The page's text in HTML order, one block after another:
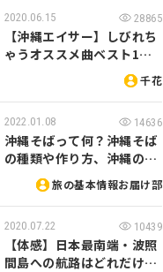
2020.06.15 28865
【沖縄エイサー】しびれち
ゃうオススメ曲ベスト1…
千花
2022.01.08 14636
沖縄そばって何？沖縄そば
の種類や作り方、沖縄の…
旅の基本情報お届け部
2020.07.22 10439
【体感】日本最南端・波照
間島への航路はどれだけ…